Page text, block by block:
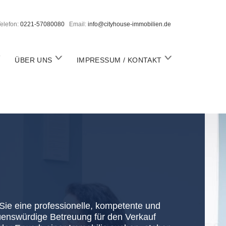
0221-57080080 Email:info@cityhouse-immobilien.de
ÜBER UNS o
IMPRESSUM / KONTAKT o
eine professionelle, kompetente und
Betreuung für den Verkauf